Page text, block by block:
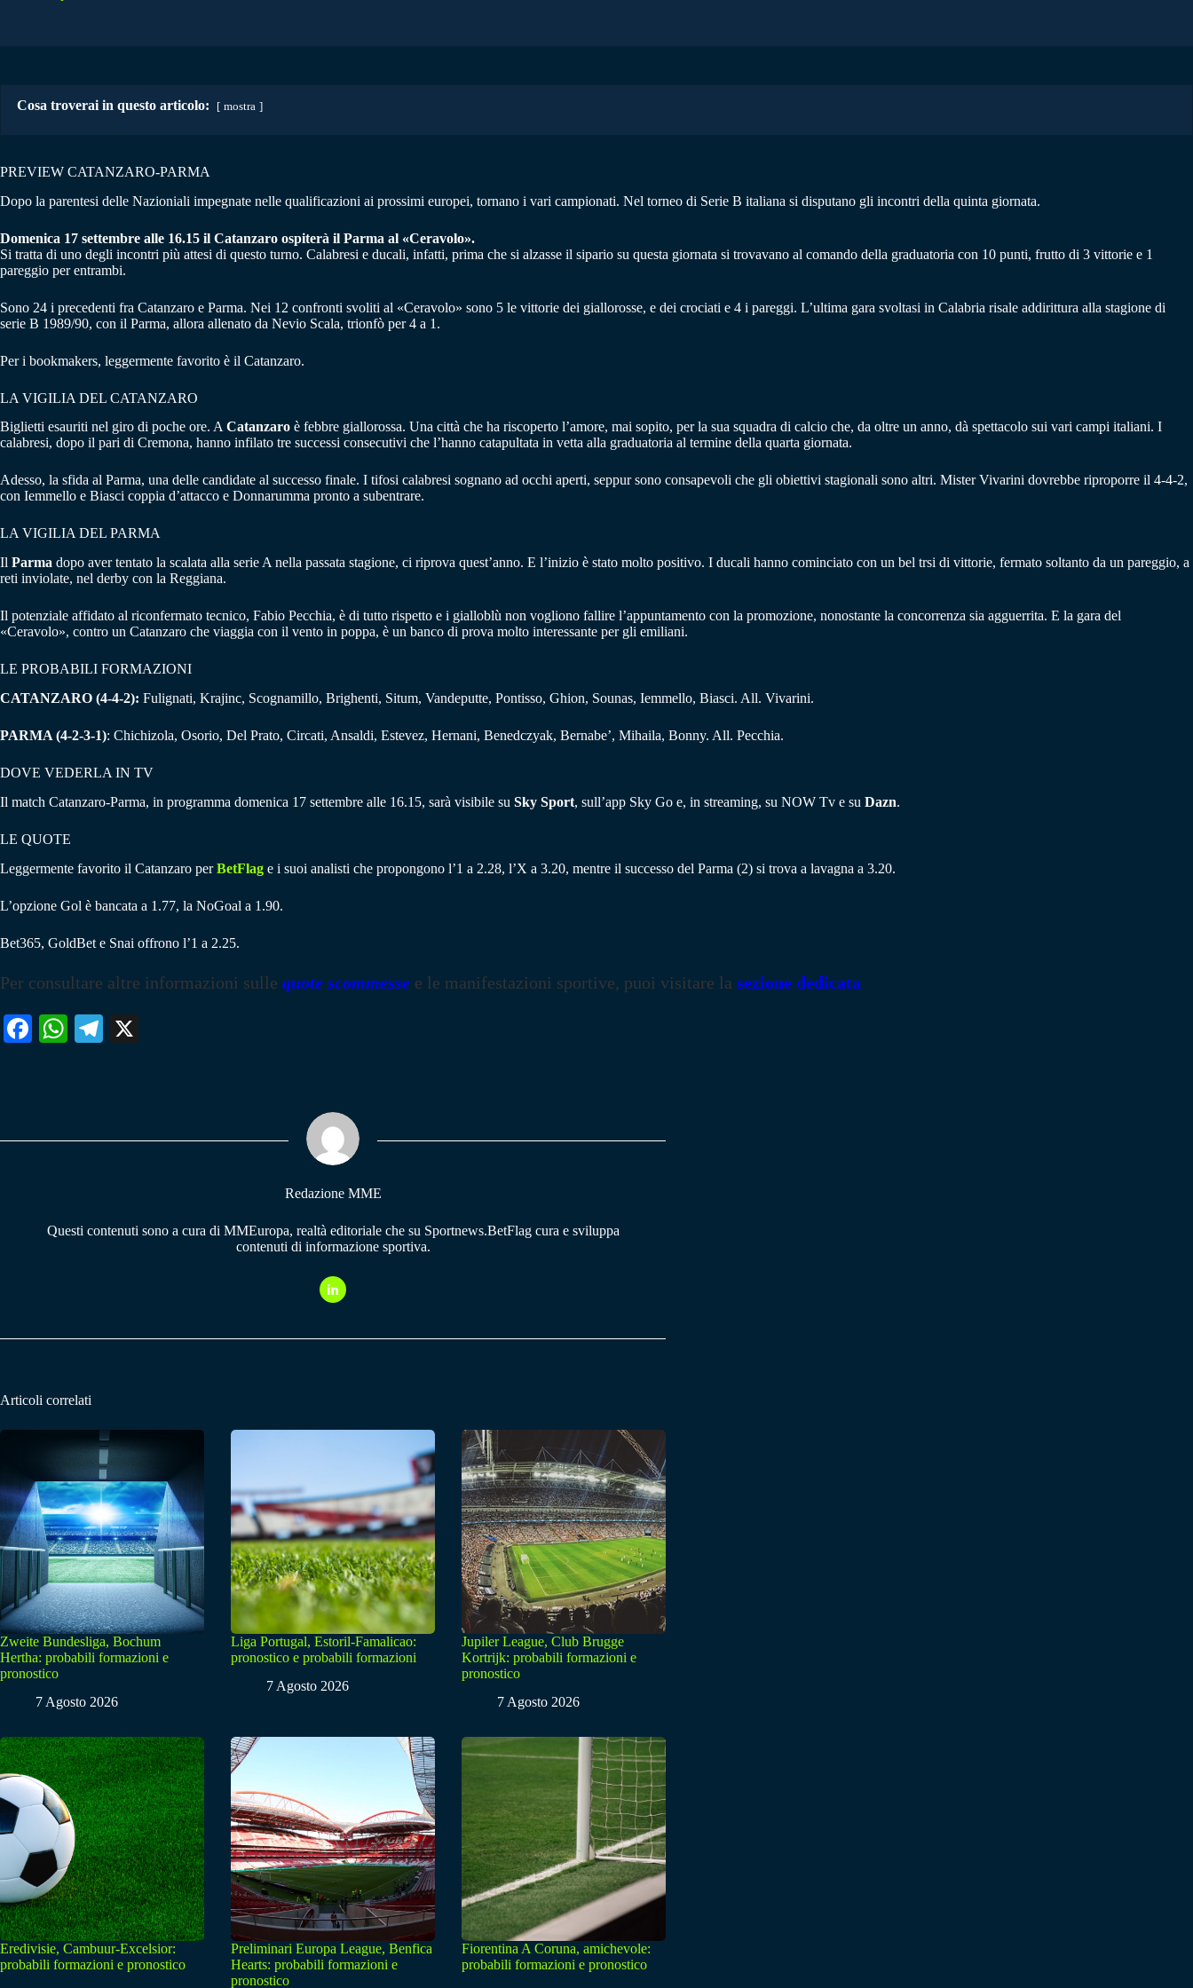
Cosa troverai in questo articolo: mostra
PREVIEW CATANZARO-PARMA
Dopo la parentesi delle Nazioniali impegnate nelle qualificazioni ai prossimi europei, tornano i vari campionati. Nel torneo di Serie B italiana si disputano gli incontri della quinta giornata.
Domenica 17 settembre alle 16.15 il Catanzaro ospiterà il Parma al «Ceravolo».
Si tratta di uno degli incontri più attesi di questo turno. Calabresi e ducali, infatti, prima che si alzasse il sipario su questa giornata si trovavano al comando della graduatoria con 10 punti, frutto di 3 vittorie e 1
pareggio per entrambi.
Sono 24 i precedenti fra Catanzaro e Parma. Nei 12 confronti svoliti al «Ceravolo» sono 5 le vittorie dei giallorosse, e dei crociati e 4 i pareggi. L’ultima gara svoltasi in Calabria risale addirittura alla stagione di
serie B 1989/90, con il Parma, allora allenato da Nevio Scala, trionfò per 4 a 1.
Per i bookmakers, leggermente favorito è il Catanzaro.
LA VIGILIA DEL CATANZARO
Biglietti esauriti nel giro di poche ore. ACatanzaro è febbre giallorossa. Una città che ha riscoperto l’amore, mai sopito, per la sua squadra di calcio che, da oltre un anno, dà spettacolo sui vari campi italiani. I
calabresi, dopo il pari di Cremona, hanno infilato tre successi consecutivi che l’hanno catapultata in vetta alla graduatoria al termine della quarta giornata.
Adesso, la sfida al Parma, una delle candidate al successo finale. I tifosi calabresi sognano ad occhi aperti, seppur sono consapevoli che gli obiettivi stagionali sono altri. Mister Vivarini dovrebbe riproporre il 4-4-2,
con Iemmello e Biasci coppia d’attacco e Donnarumma pronto a subentrare.
LA VIGILIA DEL PARMA
Il Parma dopo aver tentato la scalata alla serie A nella passata stagione, ci riprova quest’anno. E l’inizio è stato molto positivo. I ducali hanno cominciato con un bel trsi di vittorie, fermato soltanto da un pareggio, a
reti inviolate, nel derby con la Reggiana.
Il potenziale affidato al riconfermato tecnico, Fabio Pecchia, è di tutto rispetto e i gialloblù non vogliono fallire l’appuntamento con la promozione, nonostante la concorrenza sia agguerrita. E la gara del
«Ceravolo», contro un Catanzaro che viaggia con il vento in poppa, è un banco di prova molto interessante per gli emiliani.
LE PROBABILI FORMAZIONI
CATANZARO (4-4-2): Fulignati, Krajinc, Scognamillo, Brighenti, Situm, Vandeputte, Pontisso, Ghion, Sounas, Iemmello, Biasci. All. Vivarini.
PARMA (4-2-3-1): Chichizola, Osorio, Del Prato, Circati, Ansaldi, Estevez, Hernani, Benedczyak, Bernabe’, Mihaila, Bonny. All. Pecchia.
DOVE VEDERLA IN TV
Il match Catanzaro-Parma, in programma domenica 17 settembre alle 16.15, sarà visibile su Sky Sport, sull’app Sky Go e, in streaming, su NOW Tv e su Dazn.
LE QUOTE
Leggermente favorito il Catanzaro perBetFlag e i suoi analisti che propongono l’1 a 2.28, l’X a 3.20, mentre il successo del Parma (2) si trova a lavagna a 3.20.
L’opzione Gol è bancata a 1.77, la NoGoal a 1.90.
Bet365, GoldBet e Snai offrono l’1 a 2.25.
Per consultare altre informazioni sulle quote scommesse e le manifestazioni sportive, puoi visitare la sezione dedicata
Fa W
pp
Te
m
Redazione MME
Questi contenuti sono a cura di MMEuropa, realtà editoriale che su Sportnews.BetFlag cura e sviluppa
contenuti di informazione sportiva.
Articoli correlati
Zweite Bundesliga, Bochum
Hertha: probabili formazioni e
pronostico
7 Agosto 2026
Liga Portugal, Estoril-Famalicao:
pronostico e probabili formazioni
7 Agosto 2026
Jupiler League, Club Brugge
Kortrijk: probabili formazioni e
pronostico
7 Agosto 2026
Eredivisie, Cambuur-Excelsior:
probabili formazioni e pronostico
Preliminari Europa League, Benfica
Hearts: probabili formazioni e
pronostico
Fiorentina A Coruna, amichevole:
probabili formazioni e pronostico